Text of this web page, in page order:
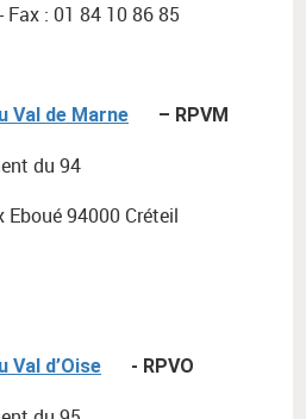
Fax : 01 84 10 86 85
Val de Marne – RPVM
du 94
Eboué 94000 Créteil
Val d’Oise - RPVO